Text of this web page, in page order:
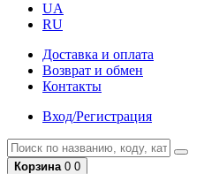
UA
RU
Доставка и оплата
Возврат и обмен
Контакты
Вход/Регистрация
Корзина 0 0